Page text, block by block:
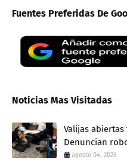
Fuentes Preferidas De
Noticias Mas Visitadas
Valijas abiertas
Denuncian
agosto 04, 2026